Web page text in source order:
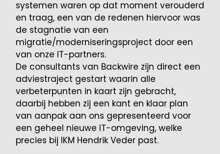
systemen waren op dat moment verouderd
en traag, een van de redenen hiervoor was
de stagnatie van een
migratie/moderniseringsproject door een
van onze IT-partners.
De consultants van Backwire zijn direct een
adviestraject gestart waarin alle
verbeterpunten in kaart zijn gebracht,
daarbij hebben zij een kant en klaar plan
van aanpak aan ons gepresenteerd voor
een geheel nieuwe IT-omgeving, welke
precies bij IKM Hendrik Veder past.